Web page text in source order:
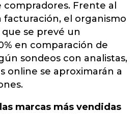
Frente al
facturación, el organismo
se prevé un
en comparación de
sondeos con analistas,
online se aproximarán a
marcas más vendidas